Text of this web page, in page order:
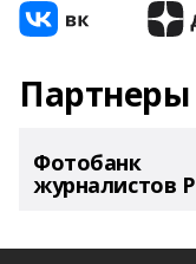
Партнеры
Фотобанк
журналистов